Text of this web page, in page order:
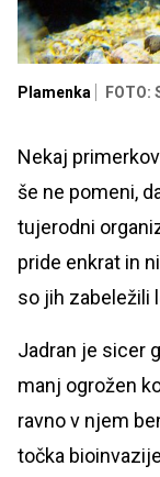
Plamenka
Nekaj
še ne pomeni,
tujerodni
pride enkrat in
so jih zabeležili
Jadran je sicer
manj ogrožen
ravno v njem
točka